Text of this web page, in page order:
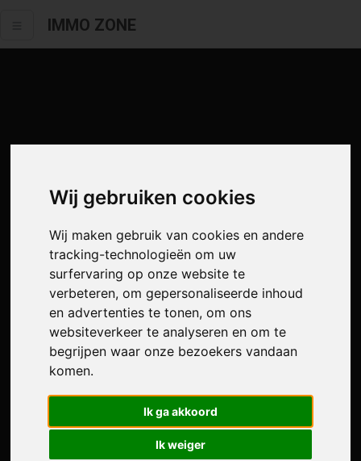
Wij gebruiken cookies
Wij maken gebruik van cookies en andere
tracking-technologieën om uw
surfervaring op onze website te
verbeteren, om gepersonaliseerde inhoud
en advertenties te tonen, om ons
websiteverkeer te analyseren en om te
begrijpen waar onze bezoekers vandaan
komen.
Ik ga akkoord
Ik weiger
IMMO ZONE